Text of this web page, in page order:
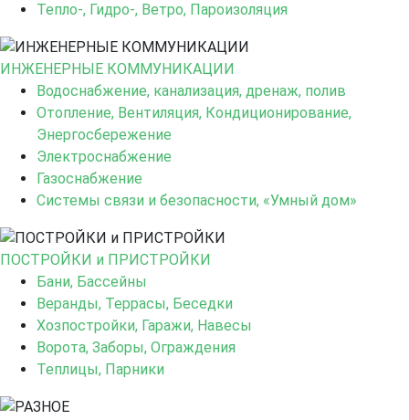
Тепло-, Гидро-, Ветро, Пароизоляция
ИНЖЕНЕРНЫЕ КОММУНИКАЦИИ
Водоснабжение, канализация, дренаж, полив
Отопление, Вентиляция, Кондиционирование,
Энергосбережение
Электроснабжение
Газоснабжение
Системы связи и безопасности, «Умный дом»
ПОСТРОЙКИ и ПРИСТРОЙКИ
Бани, Бассейны
Веранды, Террасы, Беседки
Хозпостройки, Гаражи, Навесы
Ворота, Заборы, Ограждения
Теплицы, Парники